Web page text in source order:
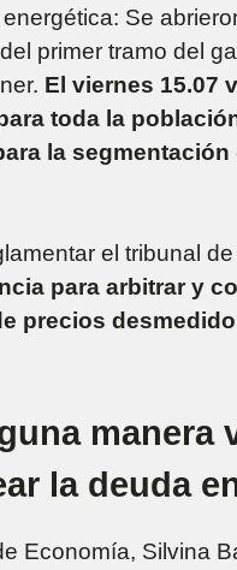
Se
primer tramo del
El viernes 15.07
toda la
la segmentación
el tribunal de
para arbitrar y
precios
manera
la deuda
Economía, Silvina